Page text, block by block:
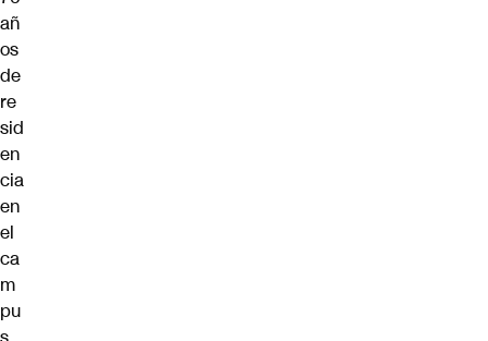
añ
os
de
re
sid
en
cia
en
el
ca
m
pu